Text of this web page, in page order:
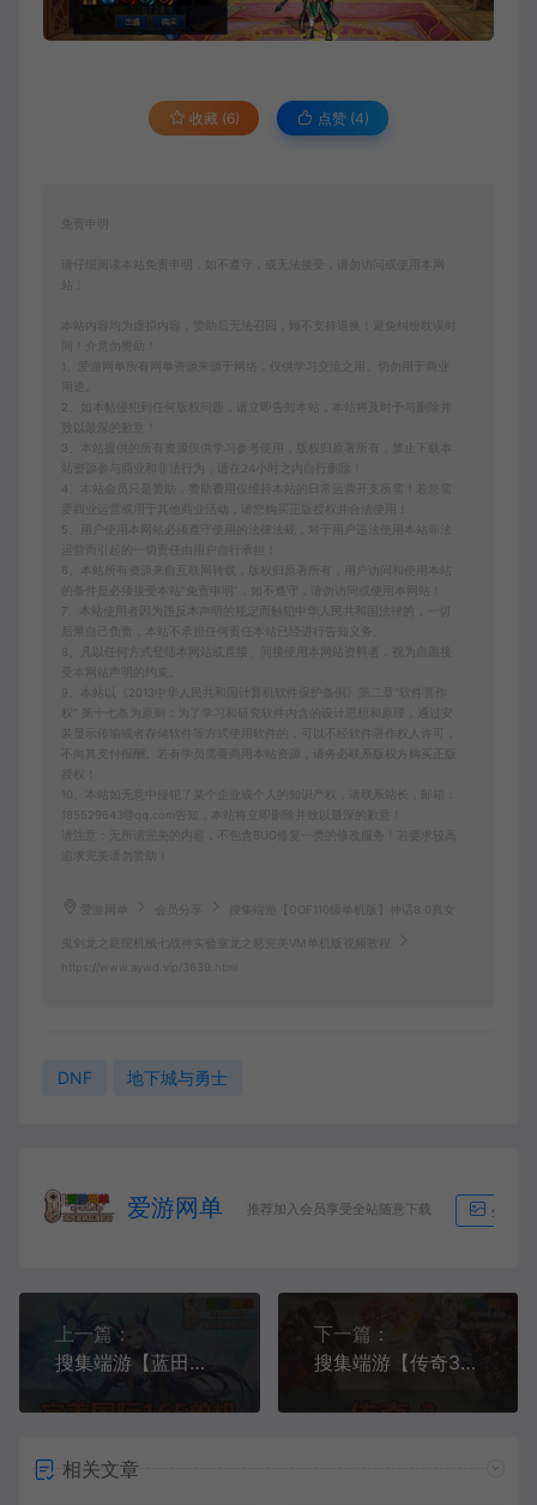
收藏 (6) 点赞 (4)
免责申明
请仔细阅读本站免责申明，如不遵守，或无法接受，请勿访问或使用本网
本站内容均为虚拟内容，赞助后无法召回，顾不支持退换！避免纠纷耽误时
间！介意勿赞助！
1、爱游网单所有网单资源来源于网络，仅供学习交流之用。切勿用于商业
2、如本帖侵犯到任何版权问题，请立即告知本站，本站将及时予与删除并
致以最深的歉意！
3、本站提供的所有资源仅供学习参考使用，版权归原著所有，禁止下载本
站资源参与商业和非法行为，请在24小时之内自行删除！
4、本站会员只是赞助，赞助费用仅维持本站的日常运营开支所需！若您需
要商业运营或用于其他商业活动，请您购买正版授权并合法使用！
5、用户使用本网站必须遵守使用的法律法规，对于用户违法使用本站非法
6、本站所有资源来自互联网转载，版权归原著所有，用户访问和使用本站
的条件是必须接受本站“免责申明”，如不遵守，请勿访问或使用本网站！
7、本站使用者因为违反本声明的规定而触犯中华人民共和国法律的，一切
后果自己负责，本站不承担任何责任本站已经进行告知义务。
8、凡以任何方式登陆本网站或直接、间接使用本网站资料者，视为自愿接
受本网站声明的约束。
9、本站以《2013中华人民共和国计算机软件保护条例》第二章"软件菩作
权” 第十七条为原则：为了学习和研究软件内含的设计思想和原理，通过安
装显示传输或者存储软件等方式使用软件的，可以不经软件著作权人许可，
不向其支付报酬。若有学员需要商用本站资源，请务必联系版权方购买正版
10、本站如无意中侵犯了某个企业或个人的知识产权，请联系站长，邮箱：
185529643@qq.com告知，本站将立即删除并致以最深的歉意！
请注意：无所谓完美的内容，不包含BUG修复一类的修改服务！若要求较高
追求完美请勿赞助！
爱游网单 搜集端游【DOF110级单机版】神话8.0真女
鬼剑龙之庭院机械七战神实验室龙之怒完美VM单机版视频教程
https://www.aywd.vip/3639.html
DNF 地下城与勇士
爱游网单 推荐加入会员享受全站随意下载 生成海
上一篇：
搜集端游【蓝田完美165单机】14职业人羽新篇带GM网游单机版虚拟机一键端
下一篇：
搜集端游【传奇3】免虚拟机本机D盘运行视频启动教学GM后台
相关文章